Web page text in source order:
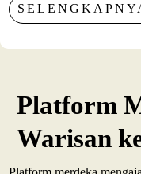
Platform
Warisan